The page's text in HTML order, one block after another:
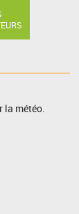
la météo.